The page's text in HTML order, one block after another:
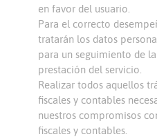
en favor del usuario.
Para el correcto
tratarán los datos
para un seguimiento de
prestación del servicio.
Realizar todos aquellos
fiscales y contables
nuestros compromisos
fiscales y contables.